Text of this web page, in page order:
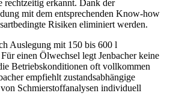
rechtzeitig erkannt. Dank der
mit dem entsprechenden Know-how
Risiken eliminiert werden.
Auslegung mit 150 bis 600 l
einen Ölwechsel legt Jenbacher keine
Betriebskonditionen oft vollkommen
empfiehlt zustandsabhängige
Schmierstoffanalysen individuell